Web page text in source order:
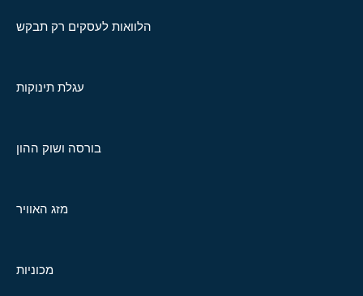
הלוואות לעסקים רק תבקש
עגלת תינוקות
בורסה ושוק ההון
מזג האוויר
מכוניות